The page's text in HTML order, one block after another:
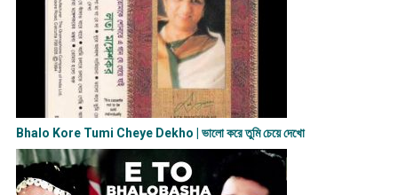
Bhalo Kore Tumi Cheye Dekho | ভালো করে তুমি চেয়ে দেখো